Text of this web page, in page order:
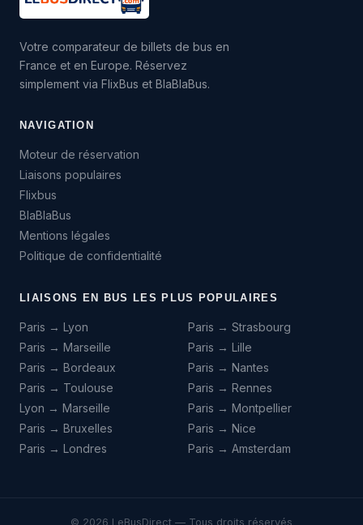
Votre comparateur de billets de bus en
France et en Europe. Réservez
simplement via FlixBus et BlaBlaBus.
NAVIGATION
Moteur de réservation
Liaisons populaires
Flixbus
BlaBlaBus
Mentions légales
Politique de confidentialité
LIAISONS EN BUS LES PLUS POPULAIRES
Paris → Lyon
Paris → Marseille
Paris → Bordeaux
Paris → Toulouse
Lyon → Marseille
Paris → Bruxelles
Paris → Londres
Paris → Strasbourg
Paris → Lille
Paris → Nantes
Paris → Rennes
Paris → Montpellier
Paris → Nice
Paris → Amsterdam
© 2026 LeBusDirect — Tous droits réservés